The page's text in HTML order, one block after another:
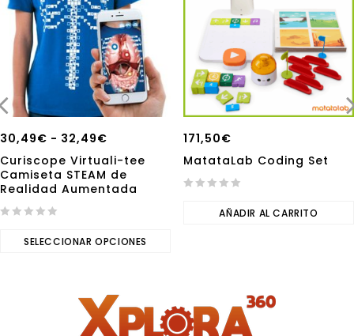
30,49€ - 32,49€
Curiscope Virtuali-tee
Camiseta STEAM de
Realidad Aumentada
SELECCIONAR OPCIONES
171,50€
MatataLab Coding Set
AÑADIR AL CARRITO